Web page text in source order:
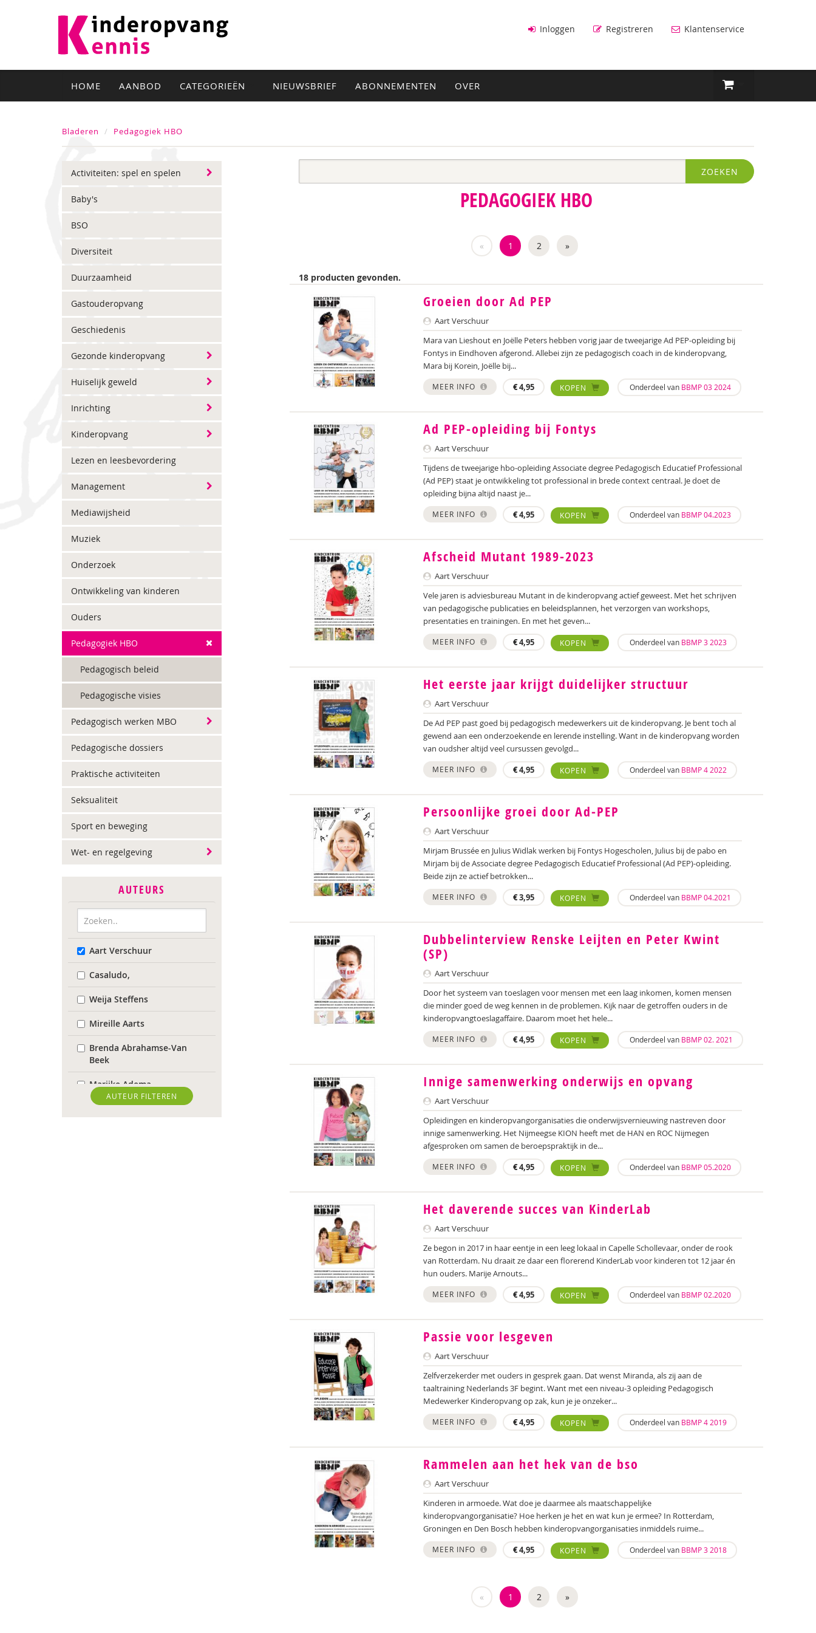
Inloggen Registreren Klantenservice
HOME AANBOD CATEGORIEËN NIEUWSBRIEF ABONNEMENTEN OVER
Bladeren Pedagogiek HBO
Activiteiten: spel en spelen
Baby's
BSO
Diversiteit
Duurzaamheid
Gastouderopvang
Geschiedenis
Gezonde kinderopvang
Huiselijk geweld
Inrichting
Kinderopvang
Lezen en leesbevordering
Management
Mediawijsheid
Muziek
Onderzoek
Ontwikkeling van kinderen
Ouders
Pedagogiek HBO
Pedagogisch beleid
Pedagogische visies
Pedagogisch werken MBO
Pedagogische dossiers
Praktische activiteiten
Seksualiteit
Sport en beweging
Wet- en regelgeving
AUTEURS
Aart Verschuur
Casaludo,
Weija Steffens
Mireille Aarts
Brenda Abrahamse-Van
Beek
Marijke Adema
Chantal Ariens
AUTEUR FILTEREN
ZOEKEN
PEDAGOGIEK HBO
« 1 2 »
18 producten gevonden.
Groeien door Ad PEP
Aart Verschuur
Mara van Lieshout en Joëlle Peters hebben vorig jaar de tweejarige Ad PEP-opleiding bij
Fontys in Eindhoven afgerond. Allebei zijn ze pedagogisch coach in de kinderopvang,
Mara bij Korein, Joëlle bij...
MEER INFO €4,95 KOPEN Onderdeel van BBMP 03 2024
Ad PEP-opleiding bij Fontys
Aart Verschuur
Tijdens de tweejarige hbo-opleiding Associate degree Pedagogisch Educatief Professional
(Ad PEP) staat je ontwikkeling tot professional in brede context centraal. Je doet de
opleiding bijna altijd naast je...
MEER INFO €4,95 KOPEN Onderdeel van BBMP 04.2023
Afscheid Mutant 1989-2023
Aart Verschuur
Vele jaren is adviesbureau Mutant in de kinderopvang actief geweest. Met het schrijven
van pedagogische publicaties en beleidsplannen, het verzorgen van workshops,
presentaties en trainingen. En met het geven...
MEER INFO €4,95 KOPEN Onderdeel van BBMP 3 2023
Het eerste jaar krijgt duidelijker structuur
Aart Verschuur
De Ad PEP past goed bij pedagogisch medewerkers uit de kinderopvang. Je bent toch al
gewend aan een onderzoekende en lerende instelling. Want in de kinderopvang worden
van oudsher altijd veel cursussen gevolgd...
MEER INFO €4,95 KOPEN Onderdeel van BBMP 4 2022
Persoonlijke groei door Ad-PEP
Aart Verschuur
Mirjam Brussée en Julius Widlak werken bij Fontys Hogescholen, Julius bij de pabo en
Mirjam bij de Associate degree Pedagogisch Educatief Professional (Ad PEP)-opleiding.
Beide zijn ze actief betrokken...
MEER INFO €3,95 KOPEN Onderdeel van BBMP 04.2021
Dubbelinterview Renske Leijten en Peter Kwint
(SP)
Aart Verschuur
Door het systeem van toeslagen voor mensen met een laag inkomen, komen mensen
die minder goed de weg kennen in de problemen. Kijk naar de getroffen ouders in de
kinderopvangtoeslagaffaire. Daarom moet het hele...
MEER INFO €4,95 KOPEN Onderdeel van BBMP 02. 2021
Innige samenwerking onderwijs en opvang
Aart Verschuur
Opleidingen en kinderopvangorganisaties die onderwijsvernieuwing nastreven door
innige samenwerking. Het Nijmeegse KION heeft met de HAN en ROC Nijmegen
afgesproken om samen de beroepspraktijk in de...
MEER INFO €4,95 KOPEN Onderdeel van BBMP 05.2020
Het daverende succes van KinderLab
Aart Verschuur
Ze begon in 2017 in haar eentje in een leeg lokaal in Capelle Schollevaar, onder de rook
van Rotterdam. Nu draait ze daar een florerend KinderLab voor kinderen tot 12 jaar én
hun ouders. Marije Arnouts...
MEER INFO €4,95 KOPEN Onderdeel van BBMP 02.2020
Passie voor lesgeven
Aart Verschuur
Zelfverzekerder met ouders in gesprek gaan. Dat wenst Miranda, als zij aan de
taaltraining Nederlands 3F begint. Want met een niveau-3 opleiding Pedagogisch
Medewerker Kinderopvang op zak, kun je je onzeker...
MEER INFO €4,95 KOPEN Onderdeel van BBMP 4 2019
Rammelen aan het hek van de bso
Aart Verschuur
Kinderen in armoede. Wat doe je daarmee als maatschappelijke
kinderopvangorganisatie? Hoe herken je het en wat kun je ermee? In Rotterdam,
Groningen en Den Bosch hebben kinderopvangorganisaties inmiddels ruime...
MEER INFO €4,95 KOPEN Onderdeel van BBMP 3 2018
« 1 2 »